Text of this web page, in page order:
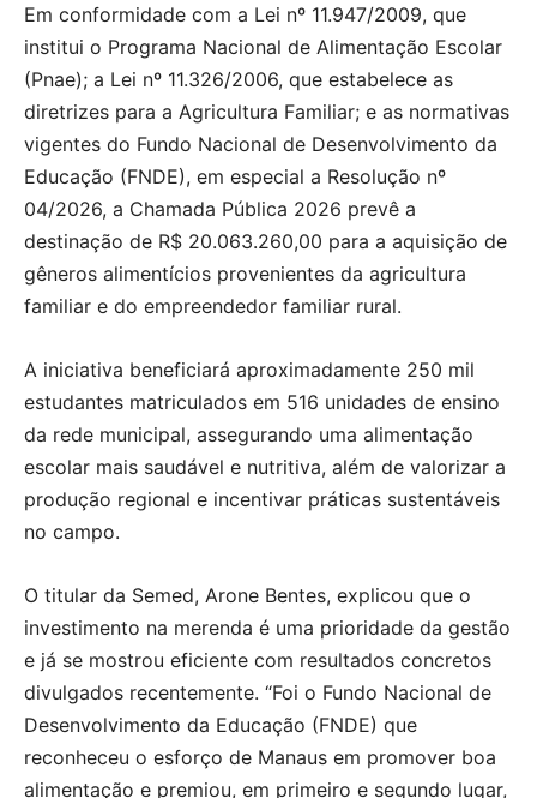
Em conformidade com a Lei nº 11.947/2009, que
institui o Programa Nacional de Alimentação Escolar
(Pnae); a Lei nº 11.326/2006, que estabelece as
diretrizes para a Agricultura Familiar; e as normativas
vigentes do Fundo Nacional de Desenvolvimento da
Educação (FNDE), em especial a Resolução nº
04/2026, a Chamada Pública 2026 prevê a
destinação de R$ 20.063.260,00 para a aquisição de
gêneros alimentícios provenientes da agricultura
familiar e do empreendedor familiar rural.
A iniciativa beneficiará aproximadamente 250 mil
estudantes matriculados em 516 unidades de ensino
da rede municipal, assegurando uma alimentação
escolar mais saudável e nutritiva, além de valorizar a
produção regional e incentivar práticas sustentáveis
no campo.
O titular da Semed, Arone Bentes, explicou que o
investimento na merenda é uma prioridade da gestão
e já se mostrou eficiente com resultados concretos
divulgados recentemente. “Foi o Fundo Nacional de
Desenvolvimento da Educação (FNDE) que
reconheceu o esforço de Manaus em promover boa
alimentação e premiou, em primeiro e segundo lugar,